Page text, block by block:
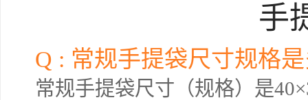
手
Q : 常规手提袋尺寸规格
常规手提袋尺寸（规格）是